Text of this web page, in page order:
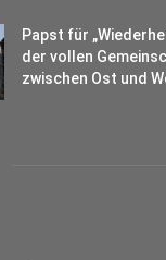
Papst für
der vollen
zwischen Ost und